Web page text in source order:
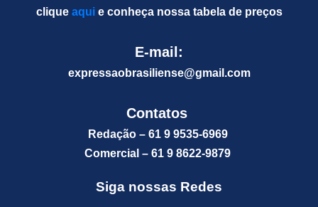
clique aquie conheça nossa tabela de preços
E-mail:
expressaobrasiliense@gmail.com
Contatos
Redação – 61 9 9535-6969
Comercial – 61 9 8622-9879
Siga nossas Redes